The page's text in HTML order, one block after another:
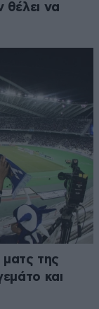
θέλει να
ματς της
και